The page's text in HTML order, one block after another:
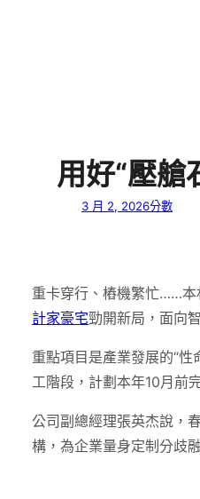
用好“壓
3 月 2, 2026分數
重卡穿行、樁機繁忙……本
計家豪宅勁開新局，面向
重點項目是產業發展的“
工階段，計劃本年10月前
公司副總經理張英杰說，
構，為企業量身定制分歧